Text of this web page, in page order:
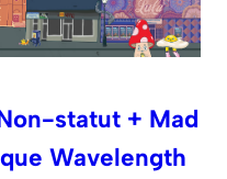
statut + Mad
Wavelength